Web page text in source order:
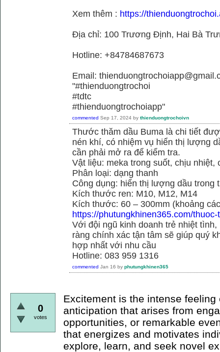
Xem thêm : https://
Địa chỉ: 100 Trương Định, Hai Bà
Hotline: +84784687673
Email:
"#thienduongtrochoi
#tdtc
#thienduongtrochoiapp"
commented Sep 17, 2024 by thienduongtrochoivn
Thước thăm dầu Buma là chi tiết
nén khí, có nhiệm vụ hiển thị lượng
cần phải mở ra để kiểm tra.
Vật liệu: meka trong suốt, chịu nhiệt,
Phân loại: dạng thanh
Công dụng: hiển thị lượng dầu trong
Kích thước ren: M10, M12, M14
Kích thước: 60 – 300mm (khoảng
https://phutungkhinen365.com/
Với đội ngũ kinh doanh trẻ nhiệt
ràng chính xác tận tâm sẽ giúp quý
hợp nhất với nhu cầu
Hotline: 083 959 1316
commented Jan 16 by phutungkhinen365
0
votes
Excitement is the intense
anticipation that arises from
opportunities, or remarkable
that energizes and motivates
explore, learn, and seek novel